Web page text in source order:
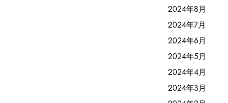
2024年8月
2024年7月
2024年6月
2024年5月
2024年4月
2024年3月